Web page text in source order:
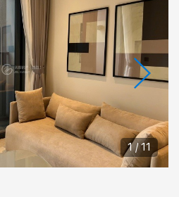
1 / 11